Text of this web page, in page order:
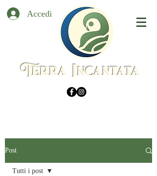
Accedi
Terra Incantata
Post
Tutti i post